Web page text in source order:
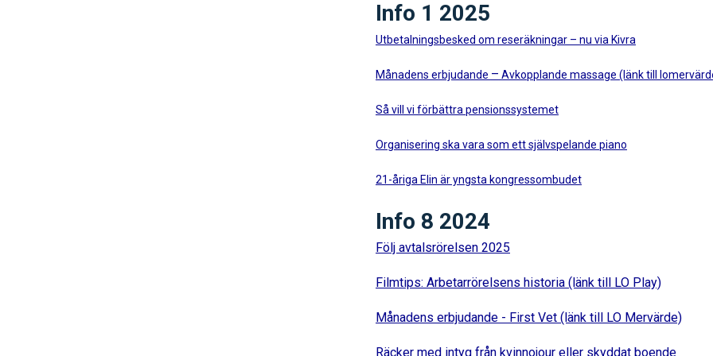
Info 1 2025
Utbetalningsbesked om reseräkningar – nu via Kivra
Månadens erbjudande – Avkopplande massage (länk till
Så vill vi förbättra pensionssystemet
Organisering ska vara som ett självspelande piano
21-åriga Elin är yngsta kongressombudet
Info 8 2024
Följ avtalsrörelsen 2025
Filmtips: Arbetarrörelsens historia (länk till LO Play)
Månadens erbjudande - First Vet (länk till LO Mervärde)
Räcker med intyg från kvinnojour eller skyddat boende